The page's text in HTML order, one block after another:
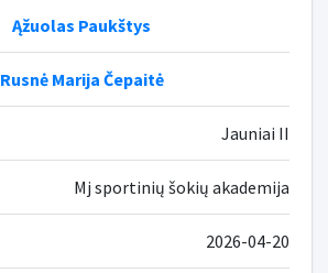
Ąžuolas Paukštys
Rusnė Marija Čepaitė
Jauniai II
Mj sportinių šokių akademija
2026-04-20